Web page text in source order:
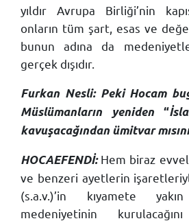
yıldır Avrupa Birliği’nin
onların tüm şart, esas ve
bunun adına da
gerçek dışıdır.
Furkan Nesli: Peki Hocam
Müslümanların yeniden “
kavuşacağından ümitvar
HOCAEFENDİ:Hem biraz
ve benzeri ayetlerin
(s.a.v.)’in kıyamete
medeniyetinin